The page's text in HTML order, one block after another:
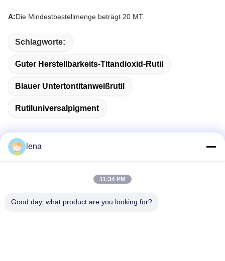
A:Die Mindestbestellmenge beträgt 20 MT.
Schlagworte:
Guter Herstellbarkeits-Titandioxid-Rutil
Blauer Untertontitanweißrutil
Rutiluniversalpigment
lena
11:34 PM
Good day, what product are you looking for?